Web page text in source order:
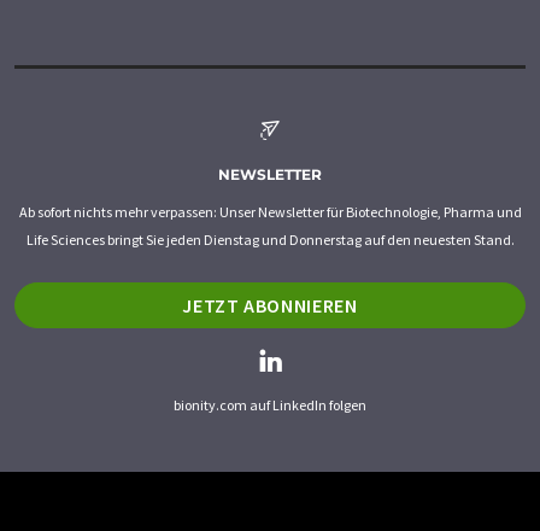
NEWSLETTER
Ab sofort nichts mehr verpassen: Unser Newsletter für Biotechnologie, Pharma und
Life Sciences bringt Sie jeden Dienstag und Donnerstag auf den neuesten Stand.
JETZT ABONNIEREN
bionity.com auf LinkedIn folgen